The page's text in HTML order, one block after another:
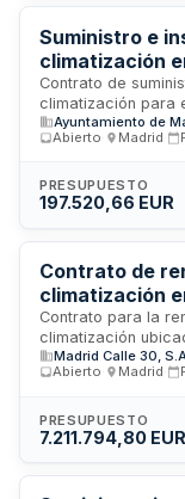
euros y se
infraestructuras
Suministro e
climatización
Úrculo de
Contrato de
climatización para
en el Distrito de
suministro de los
Administración se
vigilancia y control
Ayuntamiento de
Abierto
Madrid
PRESUPUESTO
197.520,66 EUR
Contrato de
climatización
Madrid
Contrato para la
climatización
Madrid. El órgano
del contrato
medios necesarios
unidad de
Madrid Calle 30,
Abierto
Madrid
PRESUPUESTO
7.211.794,80 EUR